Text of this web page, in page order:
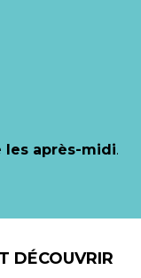
les après-midi.
DÉCOUVRIR